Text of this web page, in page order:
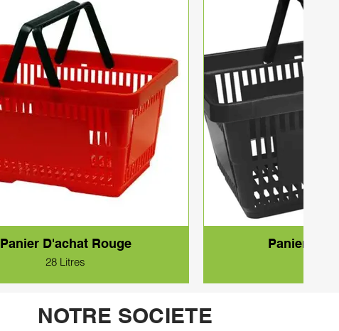
Panier D'achat Rouge
28 Litres
Panier
NOTRE SOCIETE